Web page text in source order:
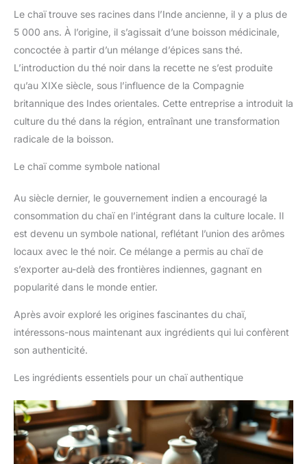
Le chaï trouve ses racines dans l’Inde ancienne, il y a plus de
5 000 ans. À l’origine, il s’agissait d’une boisson médicinale,
concoctée à partir d’un mélange d’épices sans thé.
L’introduction du thé noir dans la recette ne s’est produite
qu’au XIXe siècle, sous l’influence de la Compagnie
britannique des Indes orientales. Cette entreprise a introduit la
culture du thé dans la région, entraînant une transformation
radicale de la boisson.
Le chaï comme symbole national
Au siècle dernier, le gouvernement indien a encouragé la
consommation du chaï en l’intégrant dans la culture locale. Il
est devenu un symbole national, reflétant l’union des arômes
locaux avec le thé noir. Ce mélange a permis au chaï de
s’exporter au-delà des frontières indiennes, gagnant en
popularité dans le monde entier.
Après avoir exploré les origines fascinantes du chaï,
intéressons-nous maintenant aux ingrédients qui lui confèrent
son authenticité.
Les ingrédients essentiels pour un chaï authentique